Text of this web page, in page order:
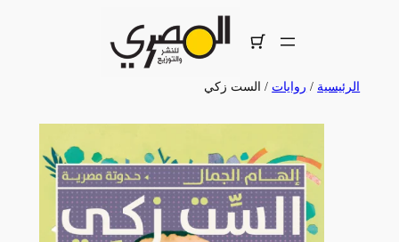
الرئيسية / روايات / الست زكي